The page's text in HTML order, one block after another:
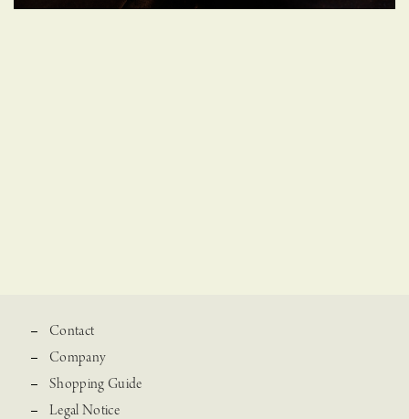
Contact
Company
Shopping Guide
Legal Notice